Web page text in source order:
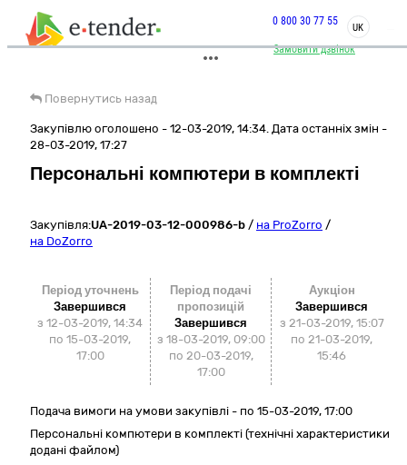
Замовити дзвінок
0 800 30 77 55
UK
Повернутись назад
Закупівлю оголошено - 12-03-2019, 14:34. Дата останніх змін -
28-03-2019, 17:27
Персональні компютери в комплекті
Закупівля:UA-2019-03-12-000986-b / на ProZorro /
на DoZorro
Період уточнень
Завершився
з 12-03-2019, 14:34
по 15-03-2019,
17:00
Період подачі
пропозицій
Завершився
з 18-03-2019, 09:00
по 20-03-2019,
17:00
Аукціон
Завершився
з 21-03-2019, 15:07
по 21-03-2019,
15:46
Подача вимоги на умови закупівлі - по 15-03-2019, 17:00
Персональні компютери в комплекті (технічні характеристики
додані файлом)